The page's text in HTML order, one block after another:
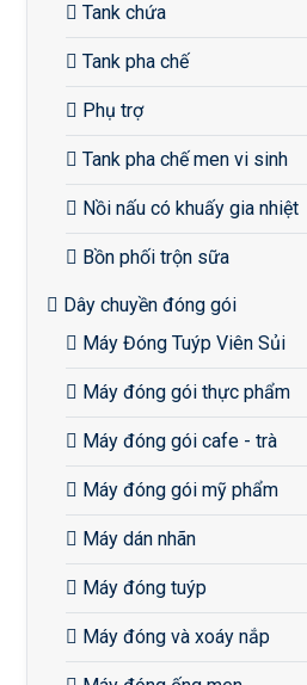
Tank chứa
Tank pha chế
Phụ trợ
Tank pha chế men vi sinh
Nồi nấu có khuấy gia nhiệt
Bồn phối trộn sữa
Dây chuyền đóng gói
Máy Đóng Tuýp Viên Sủi
Máy đóng gói thực phẩm
Máy đóng gói cafe - trà
Máy đóng gói mỹ phẩm
Máy dán nhãn
Máy đóng tuýp
Máy đóng và xoáy nắp